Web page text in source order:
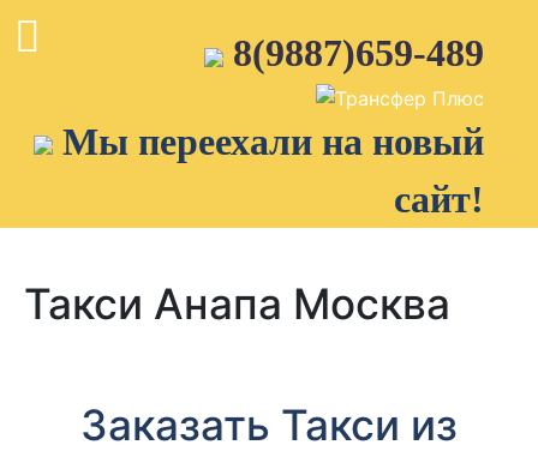
8(9887)659-489
Мы переехали на новый
сайт!
Такси Анапа Москва
Заказать Такси из